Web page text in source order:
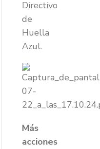
Directivo
de
Huella
Azul.
Más
acciones